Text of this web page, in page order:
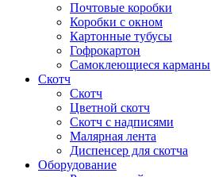
Почтовые коробки
Коробки с окном
Картонные тубусы
Гофрокартон
Самоклеющиеся карманы
Скотч
Скотч
Цветной скотч
Скотч с надписями
Малярная лента
Диспенсер для скотча
Оборудование